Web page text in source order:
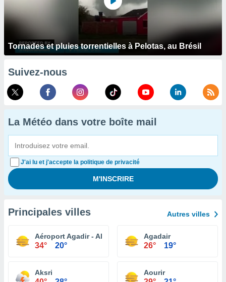
Tornades et pluies torrentielles à Pelotas, au Brésil
Suivez-nous
La Météo dans votre boîte mail
J'ai lu et j'accepte la politique de privacité
Principales villes Autres villes
Aéroport Agadir - Al Massira
34° 20°
Agadair
26° 19°
Aksri Aourir